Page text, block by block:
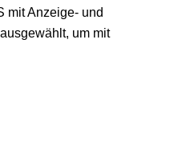
mit Anzeige- und
um mit